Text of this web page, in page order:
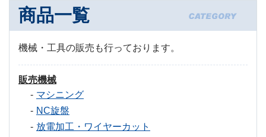
商品一覧
機械・工具の販売も行っております。
販売機械
マシニング
NC旋盤
放電加工・ワイヤーカット